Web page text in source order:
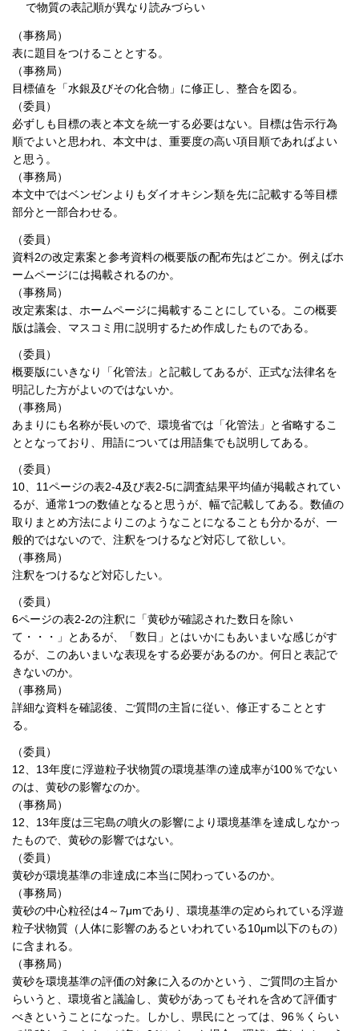
で物質の表記順が異なり読みづらい
（事務局）
表に題目をつけることとする。
（事務局）
目標値を「水銀及びその化合物」に修正し、整合を図る。
（委員）
必ずしも目標の表と本文を統一する必要はない。目標は告示行為
順でよいと思われ、本文中は、重要度の高い項目順であればよい
と思う。
（事務局）
本文中ではベンゼンよりもダイオキシン類を先に記載する等目標
部分と一部合わせる。
（委員）
資料2の改定素案と参考資料の概要版の配布先はどこか。例えばホ
ームページには掲載されるのか。
（事務局）
改定素案は、ホームページに掲載することにしている。この概要
版は議会、マスコミ用に説明するため作成したものである。
（委員）
概要版にいきなり「化管法」と記載してあるが、正式な法律名を
明記した方がよいのではないか。
（事務局）
あまりにも名称が長いので、環境省では「化管法」と省略するこ
ととなっており、用語については用語集でも説明してある。
（委員）
10、11ページの表2-4及び表2-5に調査結果平均値が掲載されてい
るが、通常1つの数値となると思うが、幅で記載してある。数値の
取りまとめ方法によりこのようなことになることも分かるが、一
般的ではないので、注釈をつけるなど対応して欲しい。
（事務局）
注釈をつけるなど対応したい。
（委員）
6ページの表2-2の注釈に「黄砂が確認された数日を除い
て・・・」とあるが、「数日」とはいかにもあいまいな感じがす
るが、このあいまいな表現をする必要があるのか。何日と表記で
きないのか。
（事務局）
詳細な資料を確認後、ご質問の主旨に従い、修正することとす
る。
（委員）
12、13年度に浮遊粒子状物質の環境基準の達成率が100％でない
のは、黄砂の影響なのか。
（事務局）
12、13年度は三宅島の噴火の影響により環境基準を達成しなかっ
たもので、黄砂の影響ではない。
（委員）
黄砂が環境基準の非達成に本当に関わっているのか。
（事務局）
黄砂の中心粒径は4～7μmであり、環境基準の定められている浮遊
粒子状物質（人体に影響のあるといわれている10μm以下のもの）
に含まれる。
（事務局）
黄砂を環境基準の評価の対象に入るのかという、ご質問の主旨か
らいうと、環境省と議論し、黄砂があってもそれを含めて評価す
べきということになった。しかし、県民にとっては、96％くらい